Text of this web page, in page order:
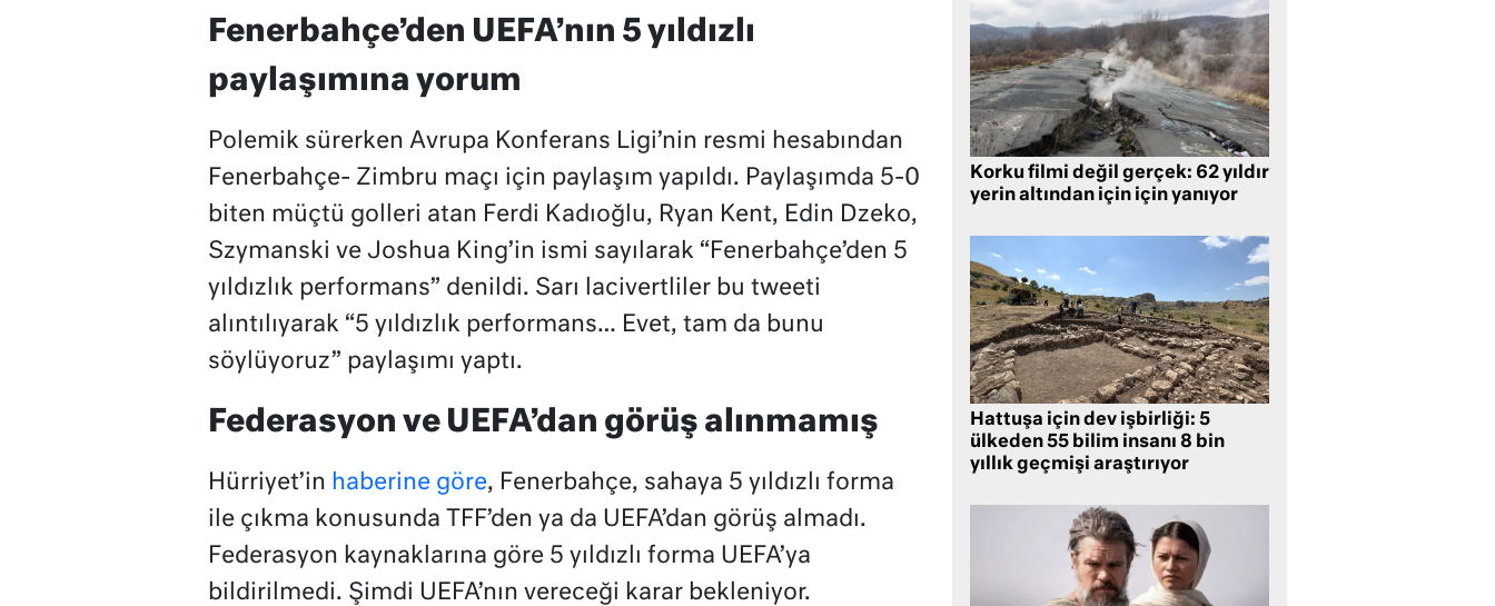
Fenerbahçe’den UEFA’nın 5 yıldızlı
paylaşımına yorum
Polemik sürerken Avrupa Konferans Ligi’nin resmi hesabından
Fenerbahçe- Zimbru maçı için paylaşım yapıldı. Paylaşımda 5-0
biten müçtü golleri atan Ferdi Kadıoğlu, Ryan Kent, Edin Dzeko,
Szymanski ve Joshua King’in ismi sayılarak “Fenerbahçe’den 5
yıldızlık performans” denildi. Sarı lacivertliler bu tweeti
alıntılıyarak “5 yıldızlık performans… Evet, tam da bunu
söylüyoruz” paylaşımı yaptı.
Federasyon ve UEFA’dan görüş alınmamış
Hürriyet’in haberine göre, Fenerbahçe, sahaya 5 yıldızlı forma
ile çıkma konusunda TFF’den ya da UEFA’dan görüş almadı.
Federasyon kaynaklarına göre 5 yıldızlı forma UEFA’ya
bildirilmedi. Şimdi UEFA’nın vereceği karar bekleniyor.
Korku filmi değil gerçek: 62 yıldır
yerin altından için için yanıyor
Hattuşa için dev işbirliği: 5
ülkeden 55 bilim insanı 8 bin
yıllık geçmişi araştırıyor